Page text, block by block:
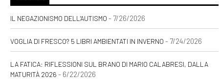
IL NEGAZIONISMO DELL'AUTISMO - 7/26/2026
VOGLIA DI FRESCO? 5 LIBRI AMBIENTATI IN INVERNO - 7/24/2026
LA FATICA: RIFLESSIONI SUL BRANO DI MARIO CALABRESI, DALLA
MATURITÀ 2026 - 6/22/2026